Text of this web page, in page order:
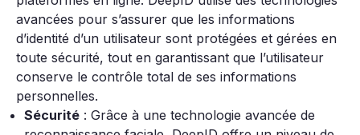
avancées pour s’assurer que les informations
d’identité d’un utilisateur sont protégées et gérées en
toute sécurité, tout en garantissant que l’utilisateur
conserve le contrôle total de ses informations
personnelles.
Sécurité : Grâce à une technologie avancée de